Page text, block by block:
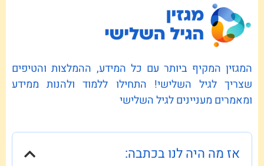
המגזין המקיף ביותר עם כל המידע, ההמלצות והטיפים
שצריך לגיל השלישי! התחילו ללמוד ולהנות ממידע
ומאמרים מעניינים לגיל השלישי
אז מה היה לנו בכתבה: